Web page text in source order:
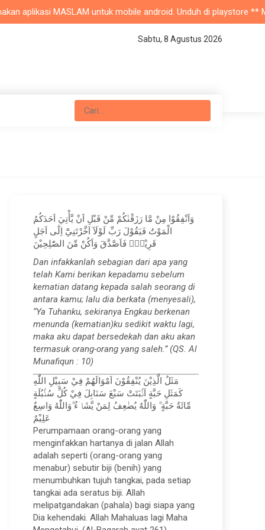
MASLAM untuk mobile android. Unduh di playstore **
Sabtu, 8 Agustus 2026
وَاَنْفِقُوْا مِنْ مَّا رَزَقْنٰكُمْ مِّنْ قَبْلِ اَنْ يَّأْتِيَ اَحَدَكُمُ
الْمَوْتُ فَيَقُوْلَ رَبِّ لَوْلَآ اَخَّرْتَنِيْٓ اِلٰٓى اَجَلٍ
قَرِيْبٍۚ فَاَصَّدَّقَ وَاَكُنْ مِّنَ الصّٰلِحِيْنَ
Dan infakkanlah sebagian dari apa yang
telah Kami berikan kepadamu sebelum
kematian datang kepada salah seorang di
antara kamu; lalu dia berkata (menyesali),
“Ya Tuhanku, sekiranya Engkau berkenan
menunda (kematian)ku sedikit waktu lagi,
maka aku dapat bersedekah dan aku akan
termasuk orang-orang yang saleh.” (QS. Al
Munafiqun : 10)
مَثَلُ الَّذِيْنَ يُنْفِقُوْنَ اَمْوَالَهُمْ فِيْ سَبِيْلِ اللّٰهِ
كَمَثَلِ حَبَّةٍ اَنْۢبَتَتْ سَبْعَ سَنَابِلَ فِيْ كُلِّ سُنْۢبُلَةٍ
مِّائَةُ حَبَّةٍ ۗ وَاللّٰهُ يُضٰعِفُ لِمَنْ يَّشَاۤءُ ۗوَاللّٰهُ وَاسِعٌ
عَلِيْمٌ
Perumpamaan orang-orang yang
menginfakkan hartanya di jalan Allah
adalah seperti (orang-orang yang
menabur) sebutir biji (benih) yang
menumbuhkan tujuh tangkai, pada setiap
tangkai ada seratus biji. Allah
melipatgandakan (pahala) bagi siapa yang
Dia kehendaki. Allah Mahaluas lagi Maha